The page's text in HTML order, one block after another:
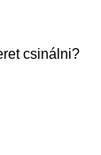
csinálni?